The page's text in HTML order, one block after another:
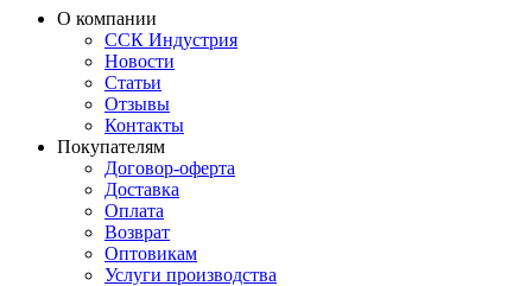
О компании
ССК Индустрия
Новости
Статьи
Отзывы
Контакты
Покупателям
Договор-оферта
Доставка
Оплата
Возврат
Оптовикам
Услуги производства